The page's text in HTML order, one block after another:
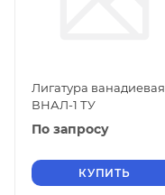
Лигатура ванадиевая
ВНАЛ-1 ТУ
По запросу
КУПИТЬ